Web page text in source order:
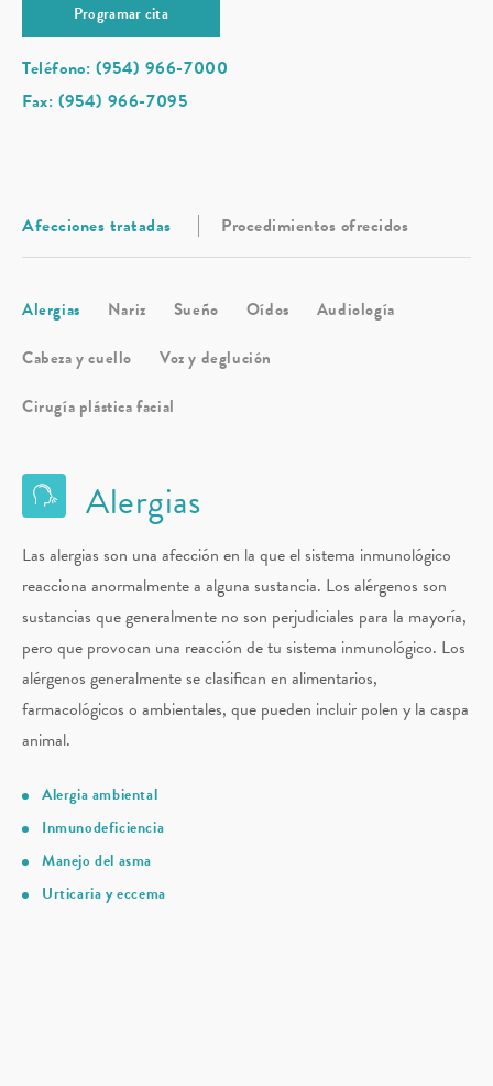
Programar cita
Teléfono: (954) 966-7000
Fax: (954) 966-7095
Afecciones tratadas Procedimientos ofrecidos
Alergias Nariz Sueño Oídos
Audiología
Cabeza y cuello
Voz y deglución
Cirugía plástica facial
Alergias
Las alergias son una afección en la que el sistema inmunológico
reacciona anormalmente a alguna sustancia. Los alérgenos son
sustancias que generalmente no son perjudiciales para la mayoría,
pero que provocan una reacción de tu sistema inmunológico. Los
alérgenos generalmente se clasifican en alimentarios,
farmacológicos o ambientales, que pueden incluir polen y la caspa
animal.
Alergia ambiental
Inmunodeficiencia
Manejo del asma
Urticaria y eccema